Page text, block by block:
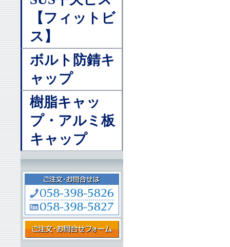
【フィットビ
ス】
ボルト防錆キ
ャップ
樹脂キャッ
プ・アルミ板
キャップ